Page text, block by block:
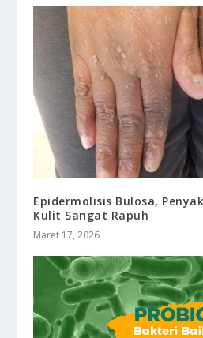
Epidermolisis Bulosa,
Kulit Sangat Rapuh
Maret 17, 2026